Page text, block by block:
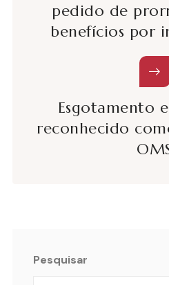
pedido de
benefícios por
Esgotamento
reconhecido
Pesquisar